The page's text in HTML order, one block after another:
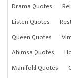
Drama Quotes
Listen Quotes
Queen Quotes
Ahimsa Quotes
Manifold Quotes